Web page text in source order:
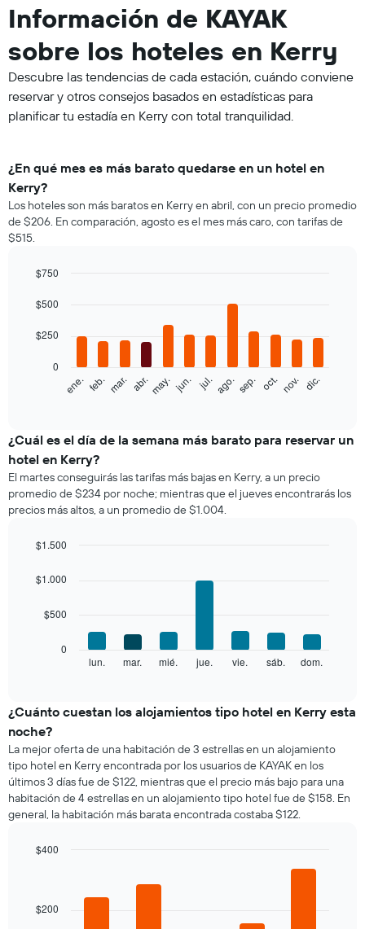
Información de KAYAK
sobre los hoteles en Kerry
Descubre las tendencias de cada estación, cuándo conviene
reservar y otros consejos basados en estadísticas para
planificar tu estadía en Kerry con total tranquilidad.
¿En qué mes es más barato quedarse en un hotel en
Kerry?
Los hoteles son más baratos en Kerry en abril, con un precio promedio
de $206. En comparación, agosto es el mes más caro, con tarifas de
$515.
chart
12
bars.
siguiente
el
promedio
de
una
habitación
mes
gráfico
muestra
eje
El
gráfico
muestra
1
Y
que
indica
precio
habitación
graphic.
ene. feb. mar. abr.may. jun. jul. ago. sep. oct. nov. dic.
0
$250
$500
$750
¿Cuál es el día de la semana más barato para reservar un
hotel en Kerry?
El martes conseguirás las tarifas más bajas en Kerry, a un precio
promedio de $234 por noche; mientras que el jueves encontrarás los
precios más altos, a un promedio de $1.004.
chart
with
bars.
el
promedio
de
una
habitación
por
cada
de
gráfico
lun. mar. mié. jue. vie. sáb. dom.
0
$500
$1.000
$1.500
¿Cuánto cuestan los alojamientos tipo hotel en Kerry esta
noche?
La mejor oferta de una habitación de 3 estrellas en un alojamiento
tipo hotel en Kerry encontrada por los usuarios de KAYAK en los
últimos 3 días fue de $122, mientras que el precio más bajo para una
habitación de 4 estrellas en un alojamiento tipo hotel fue de $158. En
general, la habitación más barata encontrada costaba $122.
bars.
$200
$400